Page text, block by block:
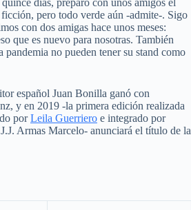
días, preparo con unos amigos el
pero todo verde aún -admite-. Sigo
con dos amigas hace unos meses:
que es nuevo para nosotras. También
no pueden tener su stand como
español Juan Bonilla ganó con
y en 2019 -la primera edición realizada
porLeila Guerriero e integrado por
Armas Marcelo- anunciará el título de la